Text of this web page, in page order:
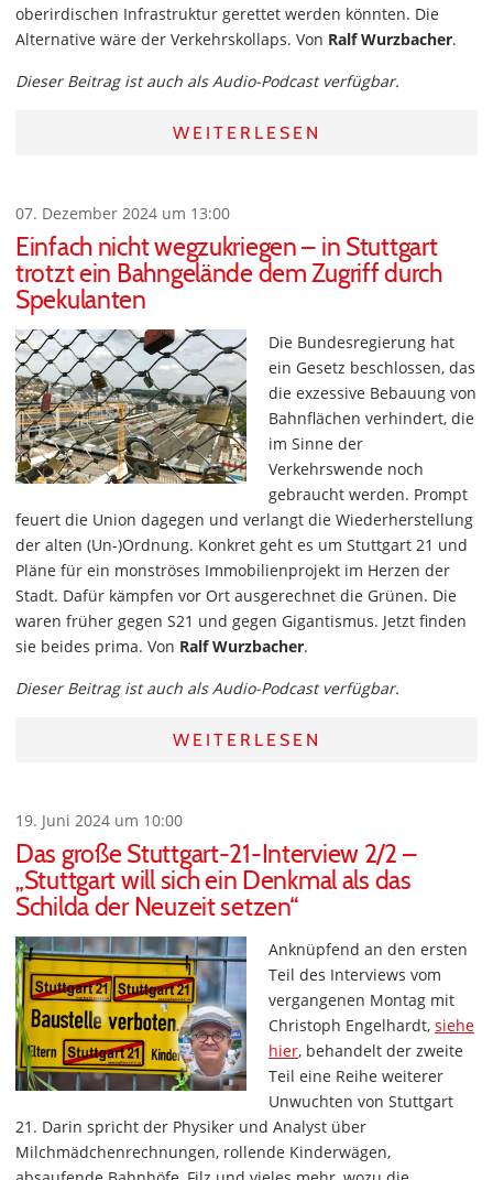
oberirdischen Infrastruktur gerettet werden könnten. Die
Alternative wäre der Verkehrskollaps. Von Ralf Wurzbacher.
Dieser Beitrag ist auch als Audio-Podcast verfügbar.
WEITERLESEN
07. Dezember 2024 um 13:00
Einfach nicht wegzukriegen – in Stuttgart
trotzt ein Bahngelände dem Zugriff durch
Spekulanten
Die Bundesregierung hat
ein Gesetz beschlossen, das
die exzessive Bebauung von
Bahnflächen verhindert, die
im Sinne der
Verkehrswende noch
gebraucht werden. Prompt
feuert die Union dagegen und verlangt die Wiederherstellung
der alten (Un-)Ordnung. Konkret geht es um Stuttgart 21 und
Pläne für ein monströses Immobilienprojekt im Herzen der
Stadt. Dafür kämpfen vor Ort ausgerechnet die Grünen. Die
waren früher gegen S21 und gegen Gigantismus. Jetzt finden
sie beides prima. Von Ralf Wurzbacher.
Dieser Beitrag ist auch als Audio-Podcast verfügbar.
WEITERLESEN
19. Juni 2024 um 10:00
Das große Stuttgart-21-Interview 2/2 –
„Stuttgart will sich ein Denkmal als das
Schilda der Neuzeit setzen“
Anknüpfend an den ersten
Teil des Interviews vom
vergangenen Montag mit
Christoph Engelhardt, siehe
hier, behandelt der zweite
Teil eine Reihe weiterer
Unwuchten von Stuttgart
21. Darin spricht der Physiker und Analyst über
Milchmädchenrechnungen, rollende Kinderwägen,